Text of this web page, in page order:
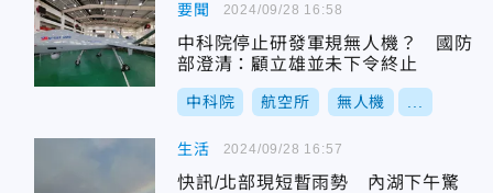
要聞
中科院停止研發軍規無人機？ 國防
部澄清：顧立雄並未下令終止
中科院 航空所 無人機
2024/09/28 16:58
生活
快訊/北部現短暫雨勢 內湖下午驚
2024/09/28 16:57